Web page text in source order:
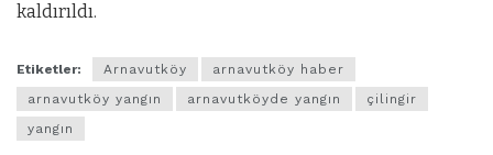
kaldırıldı.
Etiketler: Arnavutköy
arnavutköy haber
arnavutköy yangın
arnavutköyde yangın
çilingir
yangın